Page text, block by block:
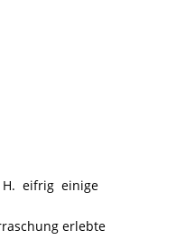
H. eifrig einige
erlebte